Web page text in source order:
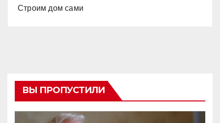
Строим дом сами
ВЫ ПРОПУСТИЛИ